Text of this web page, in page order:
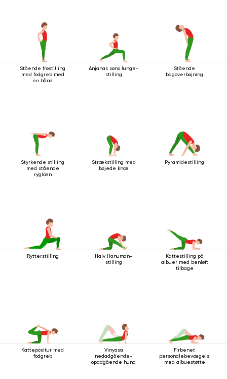
Stående frøstilling
med fodgreb med
én hånd
Anjanas søns lunge-
stilling
Stående
bagoverbøjning
Styrkende stilling
med stående
ryglæn
Strækstilling med
bøjede knæ
Pyramidestilling
Rytterstilling
Halv Hanuman-
stilling
Kattestilling på
albuer med benløft
tilbage
Kattepositur med
fodgreb
Vinyasa
nedadgående-
opadgående hund
Firbenet
personalebevægelse
med albuestøtte